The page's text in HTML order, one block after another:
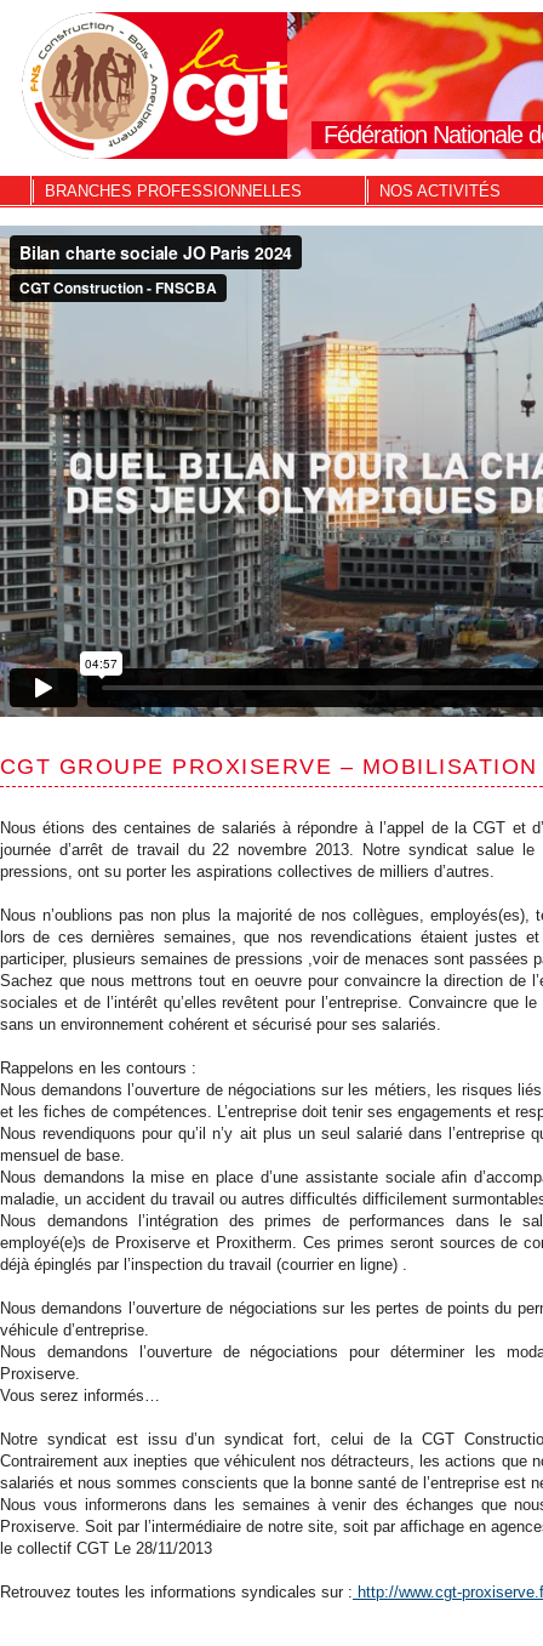
Fédération Nationale
BRANCHES PROFESSIONNELLES NOS ACTIVITÉS
CGT GROUPE PROXISERVE –
Nous étions des centaines de salariés à répondre à l’appel de la CGT et
journée d’arrêt de travail du 22 novembre 2013. Notre syndicat salue
pressions, ont su porter les aspirations collectives de milliers d’autres.
Nous n’oublions pas non plus la majorité de nos collègues,
lors de ces dernières semaines, que nos revendications étaient justes
participer, plusieurs semaines de pressions ,voir de menaces sont passées
Sachez que nous mettrons tout en oeuvre pour convaincre la direction de
sociales et de l’intérêt qu’elles revêtent pour l’entreprise. Convaincre que
sans un environnement cohérent et sécurisé pour ses salariés.
Rappelons en les contours :
Nous demandons l’ouverture de négociations sur les métiers, les risques
et les fiches de compétences. L’entreprise doit tenir ses engagements et
Nous revendiquons pour qu’il n’y ait plus un seul salarié dans
mensuel de base.
Nous demandons la mise en place d’une assistante sociale afin
maladie, un accident du travail ou autres difficultés difficilement
Nous demandons l’intégration des primes de performances dans le
employé(e)s de Proxiserve et Proxitherm. Ces primes seront sources de
déjà épinglés par l’inspection du travail (courrier en ligne) .
Nous demandons l’ouverture de négociations sur les pertes de points du
véhicule d’entreprise.
Nous demandons l’ouverture de négociations pour déterminer les
Proxiserve.
Vous serez informés…
Notre syndicat est issu d’un syndicat fort, celui de la CGT
Contrairement aux inepties que véhiculent nos détracteurs, les actions que
salariés et nous sommes conscients que la bonne santé de l’entreprise est
Nous vous informerons dans les semaines à venir des échanges que
Proxiserve. Soit par l’intermédiaire de notre site, soit par affichage en
le collectif CGT Le 28/11/2013
Retrouvez toutes les informations syndicales sur : http://www.cgt-